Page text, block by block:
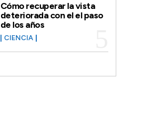
Cómo recuperar la vista
deteriorada con el el paso
de los años
CIENCIA